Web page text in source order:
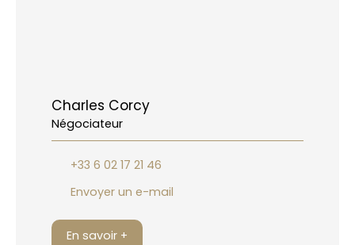
Charles Corcy
Négociateur
+33 6 02 17 21 46
Envoyer un e-mail
En savoir +